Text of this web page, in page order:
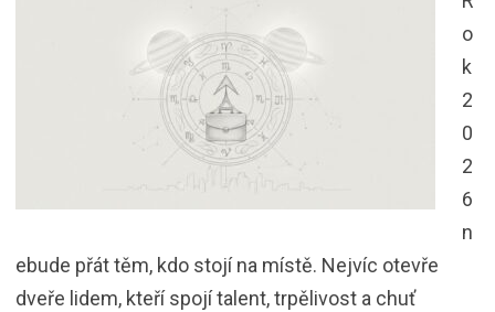
o
k
2
0
2
6
n
ebude přát těm, kdo stojí na místě. Nejvíc otevře
dveře lidem, kteří spojí talent, trpělivost a chuť